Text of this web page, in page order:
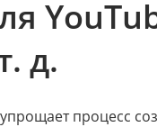
д.
процесс